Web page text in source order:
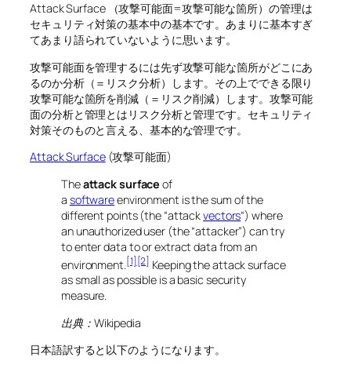
Attack Surface （攻撃可能面=攻撃可能な箇所）の管理は
セキュリティ対策の基本中の基本です。あまりに基本すぎ
てあまり語られていないように思います。
攻撃可能面を管理するには先ず攻撃可能な箇所がどこにあ
るのか分析（＝リスク分析）します。その上でできる限り
攻撃可能な箇所を削減（＝リスク削減）します。攻撃可能
面の分析と管理とはリスク分析と管理です。セキュリティ
対策そのものと言える、基本的な管理です。
Attack Surface(攻撃可能面)
Theattack surface of
a softwareenvironment is the sum of the
different points (the “attackvectors“) where
an unauthorized user (the “attacker”) can try
to enter data to or extract data from an
environment.[1][2]Keeping the attack surface
as small as possible is a basic security
measure.
出典：Wikipedia
日本語訳すると以下のようになります。